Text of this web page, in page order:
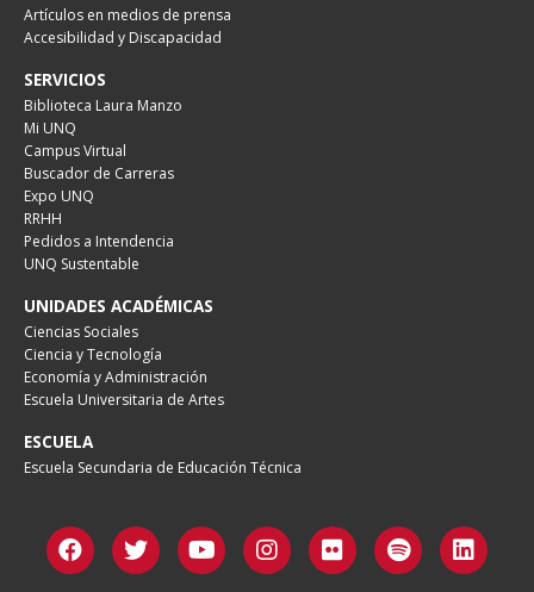
Artículos en medios de prensa
Accesibilidad y Discapacidad
SERVICIOS
Biblioteca Laura Manzo
Mi UNQ
Campus Virtual
Buscador de Carreras
Expo UNQ
RRHH
Pedidos a Intendencia
UNQ Sustentable
UNIDADES ACADÉMICAS
Ciencias Sociales
Ciencia y Tecnología
Economía y Administración
Escuela Universitaria de Artes
ESCUELA
Escuela Secundaria de Educación Técnica